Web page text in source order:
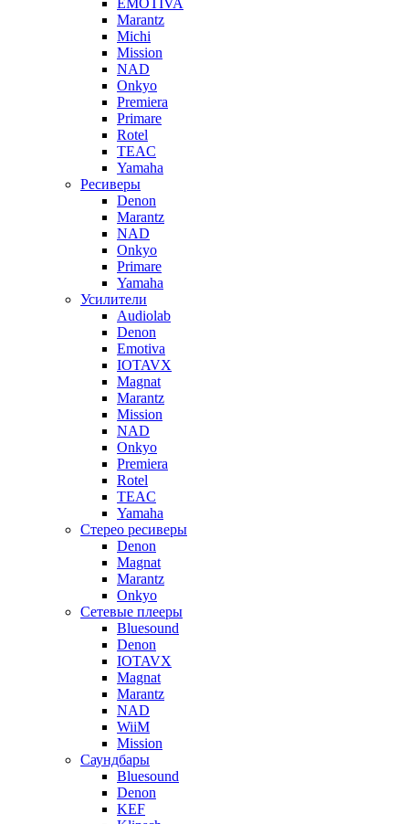
EMOTIVA
Marantz
Michi
Mission
NAD
Onkyo
Premiera
Primare
Rotel
TEAC
Yamaha
Ресиверы
Denon
Marantz
NAD
Onkyo
Primare
Yamaha
Усилители
Audiolab
Denon
Emotiva
IOTAVX
Magnat
Marantz
Mission
NAD
Onkyo
Premiera
Rotel
TEAC
Yamaha
Стерео ресиверы
Denon
Magnat
Marantz
Onkyo
Сетевые плееры
Bluesound
Denon
IOTAVX
Magnat
Marantz
NAD
WiiM
Mission
Саундбары
Bluesound
Denon
KEF